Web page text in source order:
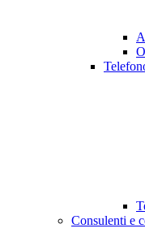
Consulenti e